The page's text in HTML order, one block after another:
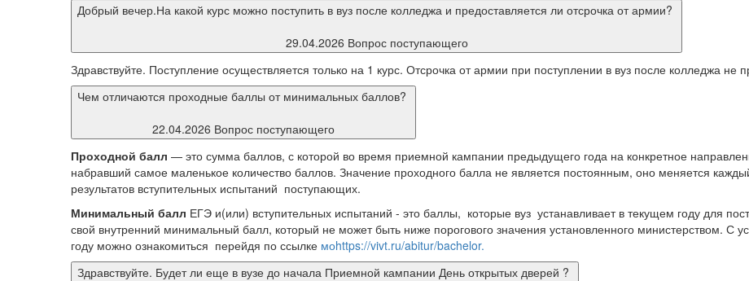
Добрый вечер.На какой курс можно поступить в вуз после колледжа и предоставляется ли отсрочка от армии?
29.04.2026 Вопрос поступающего
Здравствуйте. Поступление осуществляется только на 1 курс. Отсрочка от армии при поступлении в вуз после колледжа не
Чем отличаются проходные баллы от минимальных баллов?
22.04.2026 Вопрос поступающего
Проходной балл — это сумма баллов, с которой во время приемной кампании предыдущего года на конкретное
набравший самое маленькое количество баллов. Значение проходного балла не является постоянным, оно меняется
результатов вступительных испытаний поступающих.
Минимальный балл ЕГЭ и(или) вступительных испытаний - это баллы, которые вуз устанавливает в текущем году для
свой внутренний минимальный балл, который не может быть ниже порогового значения установленного министерством. С
году можно ознакомиться перейдя по ссылке моhttps://vivt.ru/abitur/bachelor.
Здравствуйте. Будет ли еще в вузе до начала Приемной кампании День открытых дверей ?